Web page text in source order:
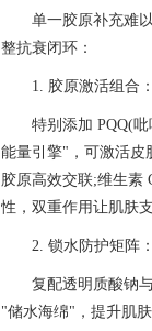
单一胶原补充难
整抗衰闭环：
1. 胶原激活组合
特别添加 PQQ(
能量引擎"，可激活皮
胶原高效交联;维生素
性，双重作用让肌肤
2. 锁水防护矩阵
复配透明质酸钠
"储水海绵"，提升肌